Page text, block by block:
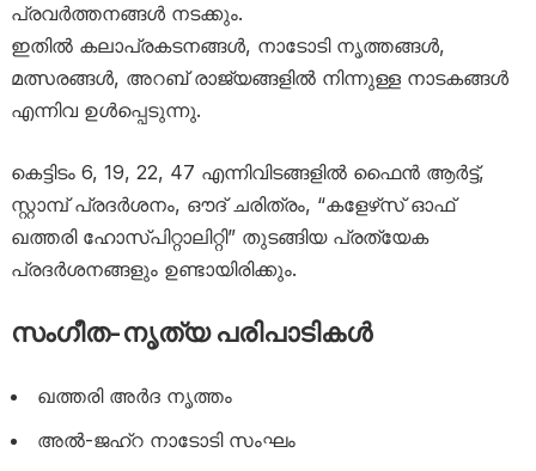
പ്രവർത്തനങ്ങൾ നടക്കും.
ഇതിൽ കലാപ്രകടനങ്ങൾ, നാടോടി നൃത്തങ്ങൾ,
മത്സരങ്ങൾ, അറബ് രാജ്യങ്ങളിൽ നിന്നുള്ള നാടകങ്ങൾ
എന്നിവ ഉൾപ്പെടുന്നു.
കെട്ടിടം 6, 19, 22, 47 എന്നിവിടങ്ങളിൽ ഫൈൻ ആർട്ട്,
സ്റ്റാമ്പ്‌ പ്രദർശനം, ഔദ് ചരിത്രം, “കളേഴ്‌സ് ഓഫ്
ഖത്തരി ഹോസ്പിറ്റാലിറ്റി” തുടങ്ങിയ പ്രത്യേക
പ്രദർശനങ്ങളും ഉണ്ടായിരിക്കും.
സംഗീത-നൃത്യ പരിപാടികൾ
ഖത്തരി അർദ നൃത്തം
അൽ-ജഹ്റ നാടോടി സംഘം